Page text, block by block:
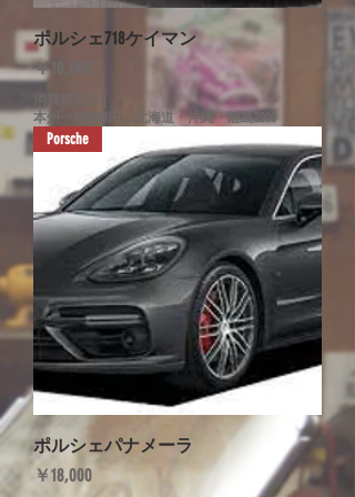
ポルシェ718ケイマン
価格
￥18,000
本州一律1500円 北海道・沖縄・離島2000
Porsche
ポルシェパナメーラ
価格
￥18,000